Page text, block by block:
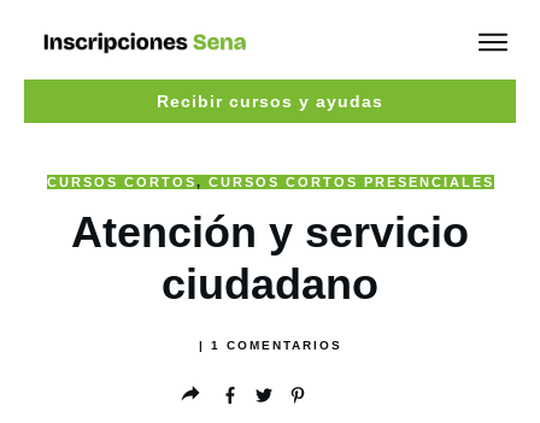
Recibir cursos y ayudas
CURSOS CORTOS, CURSOS CORTOS PRESENCIALES
Atención y servicio
ciudadano
1 COMENTARIOS